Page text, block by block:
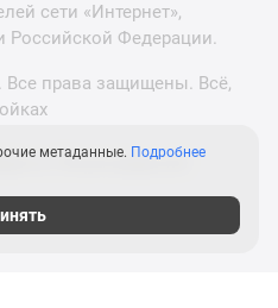
сети «Интернет»,
Российской Федерации.
права защищены. Всё,
и Ленинградской
метаданные. Подробнее